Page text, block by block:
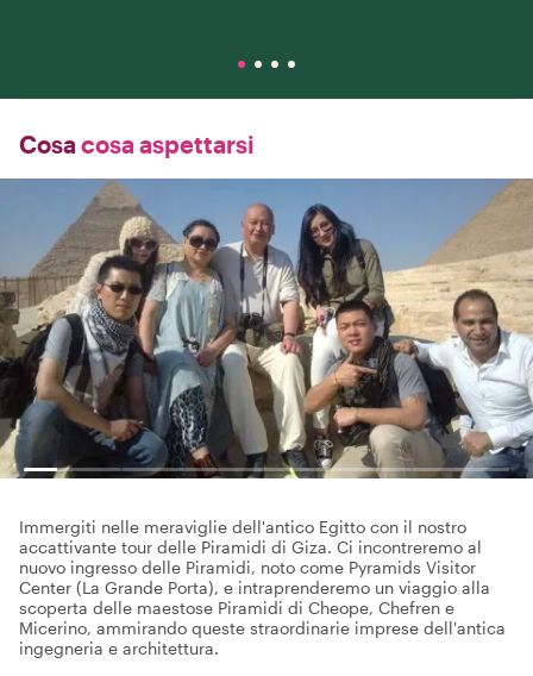
Cosa cosa aspettarsi
Immergiti nelle meraviglie dell'antico Egitto con il nostro
accattivante tour delle Piramidi di Giza. Ci incontreremo al
nuovo ingresso delle Piramidi, noto come Pyramids Visitor
Center (La Grande Porta), e intraprenderemo un viaggio alla
scoperta delle maestose Piramidi di Cheope, Chefren e
Micerino, ammirando queste straordinarie imprese dell'antica
ingegneria e architettura.